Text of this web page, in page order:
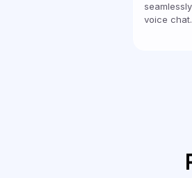
voice chat.